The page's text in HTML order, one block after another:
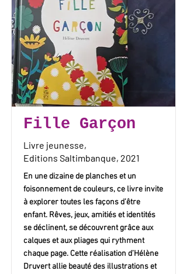
Fille Garçon
Livre jeunesse,
Editions Saltimbanque, 2021
En une dizaine de planches et un
foisonnement de couleurs, ce livre invite
à explorer toutes les façons d’être
enfant. Rêves, jeux, amitiés et identités
se déclinent, se découvrent grâce aux
calques et aux pliages qui rythment
chaque page. Cette réalisation d’Hélène
Druvert allie beauté des illustrations et